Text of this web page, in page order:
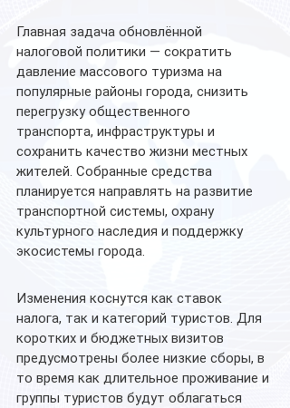
Главная задача обновлённой
налоговой политики — сократить
давление массового туризма на
популярные районы города, снизить
перегрузку общественного
транспорта, инфраструктуры и
сохранить качество жизни местных
жителей. Собранные средства
планируется направлять на развитие
транспортной системы, охрану
культурного наследия и поддержку
экосистемы города.
Изменения коснутся как ставок
налога, так и категорий туристов. Для
коротких и бюджетных визитов
предусмотрены более низкие сборы, в
то время как длительное проживание и
группы туристов будут облагаться